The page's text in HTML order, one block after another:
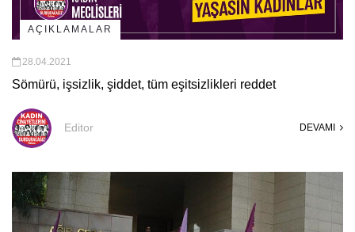
AÇIKLAMALAR
28.04.2021
Sömürü, işsizlik, şiddet, tüm eşitsizlikleri reddet
Editor DEVAMI